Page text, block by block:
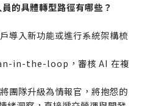
的具體轉型路徑有哪些？
導入新功能或進行系統架構梳
in-the-loop，審核 AI 在複
團隊升級為情報官，將抱怨的